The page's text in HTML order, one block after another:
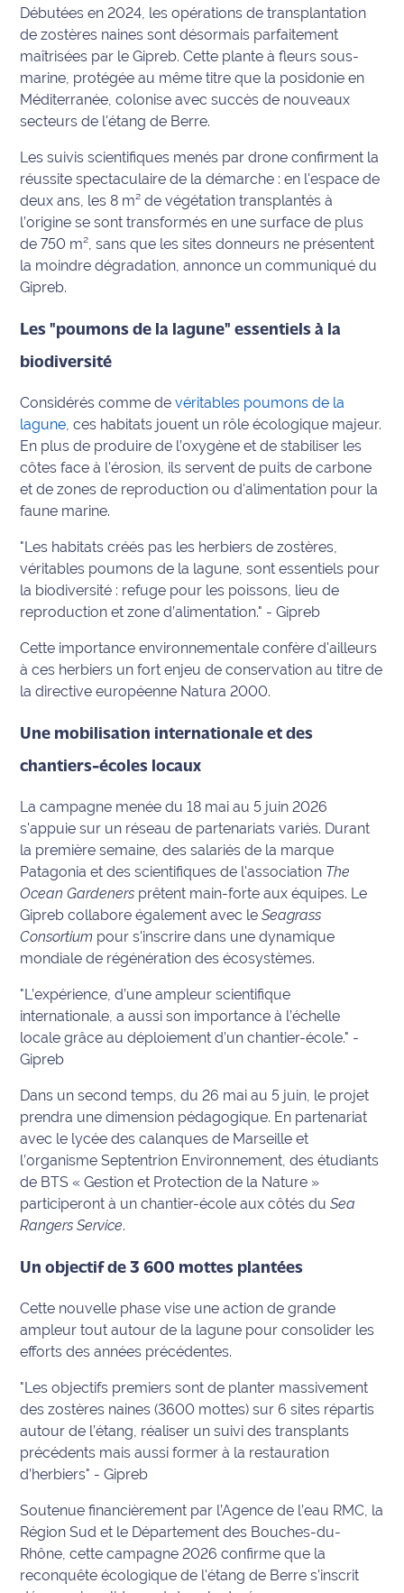
Info
route
Justice
Météo
Politique
Santé
National
International
Défense
Municipales
2026
Contenus
Partenaires
L'invité(e)
rédaction
Coup de
Maritima
Fil
Maritima
L'anecdote
de Jeff
C'est
mon
club
Les
Coachs
Maritima
plan
sortie
Nous
contacter
Ecouter
Maritima
Qui
sommes
nous ?
Devenir
annonceur
Recrutement
légales
Conditions
générales
d'utilisation du
Débutées en 2024, les opérations de transplantation
de zostères naines sont désormais parfaitement
maîtrisées par le Gipreb. Cette plante à fleurs sous-
marine, protégée au même titre que la posidonie en
Méditerranée, colonise avec succès de nouveaux
secteurs de l'étang de Berre.
Les suivis scientifiques menés par drone confirment la
réussite spectaculaire de la démarche : en l'espace de
deux ans, les 8 m² de végétation transplantés à
l’origine se sont transformés en une surface de plus
de 750 m², sans que les sites donneurs ne présentent
la moindre dégradation, annonce un communiqué du
Gipreb.
Les "poumons de la lagune" essentiels à la
biodiversité
Considérés comme devéritables poumons de la
lagune , ces habitats jouent un rôle écologique majeur.
En plus de produire de l’oxygène et de stabiliser les
côtes face à l'érosion, ils servent de puits de carbone
et de zones de reproduction ou d'alimentation pour la
faune marine.
"Les habitats créés pas les herbiers de zostères,
véritables poumons de la lagune, sont essentiels pour
la biodiversité : refuge pour les poissons, lieu de
reproduction et zone d’alimentation." - Gipreb
Cette importance environnementale confère d'ailleurs
à ces herbiers un fort enjeu de conservation au titre de
la directive européenne Natura 2000.
Une mobilisation internationale et des
chantiers-écoles locaux
La campagne menée du 18 mai au 5 juin 2026
s'appuie sur un réseau de partenariats variés. Durant
la première semaine, des salariés de la marque
Patagonia et des scientifiques de l'association The
Ocean Gardeners prêtent main-forte aux équipes. Le
Gipreb collabore également avec leSeagrass
Consortium pour s'inscrire dans une dynamique
mondiale de régénération des écosystèmes.
"L’expérience, d’une ampleur scientifique
internationale, a aussi son importance à l’échelle
locale grâce au déploiement d’un chantier-école." -
Gipreb
Dans un second temps, du 26 mai au 5 juin, le projet
prendra une dimension pédagogique. En partenariat
avec le lycée des calanques de Marseille et
l’organisme Septentrion Environnement, des étudiants
de BTS « Gestion et Protection de la Nature »
participeront à un chantier-école aux côtés duSea
Rangers Service.
Un objectif de 3 600 mottes plantées
Cette nouvelle phase vise une action de grande
ampleur tout autour de la lagune pour consolider les
efforts des années précédentes.
"Les objectifs premiers sont de planter massivement
des zostères naines (3600 mottes) sur 6 sites répartis
autour de l’étang, réaliser un suivi des transplants
précédents mais aussi former à la restauration
d’herbiers" - Gipreb
Soutenue financièrement par l’Agence de l’eau RMC, la
Région Sud et le Département des Bouches-du-
Rhône, cette campagne 2026 confirme que la
reconquête écologique de l'étang de Berre s'inscrit